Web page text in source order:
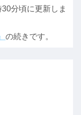
分頃に更新しま
の続きです。